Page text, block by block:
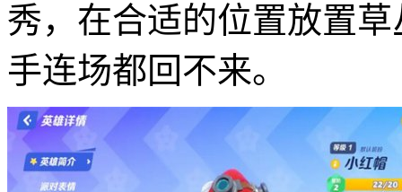
秀，在合适的位置放置
手连场都回不来。